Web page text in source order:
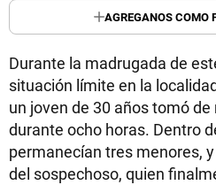
AGREGANOS COMO
Durante la madrugada de
situación límite en la
un joven de 30 años tomó
durante ocho horas. Dentro
permanecían tres menores,
del sospechoso, quien